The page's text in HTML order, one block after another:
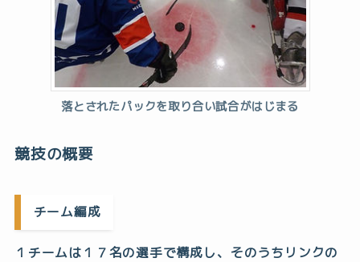
落とされたパックを取り合い試合がはじまる
競技の概要
チーム編成
１チームは１７名の選手で構成し、そのうちリンクの